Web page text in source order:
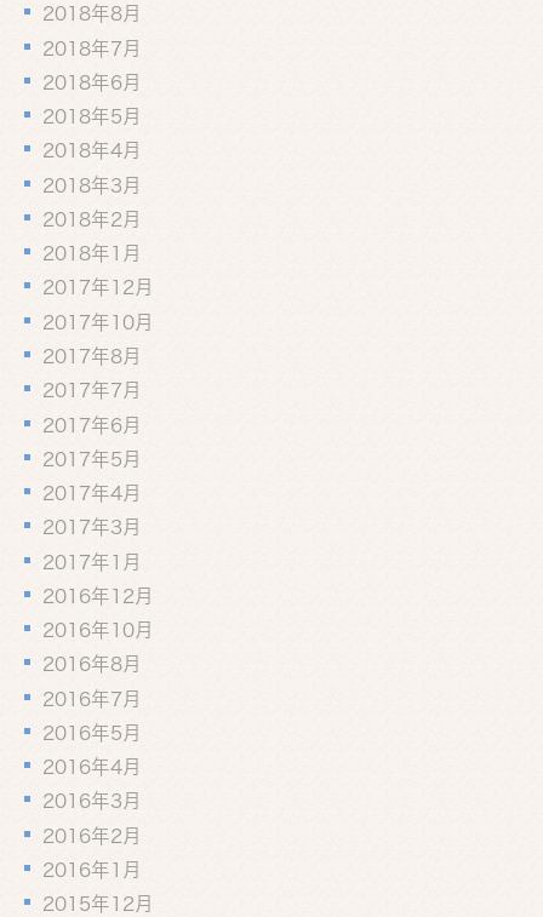
2018年8月
2018年7月
2018年6月
2018年5月
2018年4月
2018年3月
2018年2月
2018年1月
2017年12月
2017年10月
2017年8月
2017年7月
2017年6月
2017年5月
2017年4月
2017年3月
2017年1月
2016年12月
2016年10月
2016年8月
2016年7月
2016年5月
2016年4月
2016年3月
2016年2月
2016年1月
2015年12月